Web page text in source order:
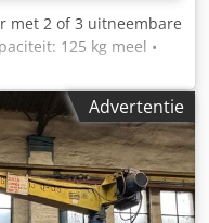
met 2 of 3 uitneembare
125 kg meel •
300 liter • 2 of 3
• Grote
Machines zijn in
Prijs van een
hebben tevens een
en banketmachines.
mogelijk in het
Advertentie